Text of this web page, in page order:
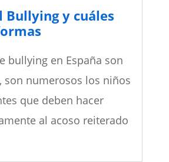
Bullying y cuáles
bullying en España son
son numerosos los niños
que deben hacer
al acoso reiterado